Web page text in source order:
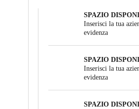
SPAZIO
Inserisci la tua
evidenza
SPAZIO
Inserisci la tua
evidenza
SPAZIO